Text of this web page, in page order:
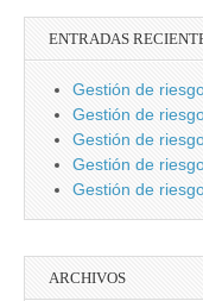
ENTRADAS
Gestión de
Gestión de
Gestión de
Gestión de
Gestión de
ARCHIVOS